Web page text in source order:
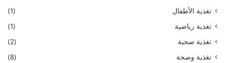
تغذية الأطفال
(1)
تغذية رياضية
(1)
تغذية صحية
(2)
تغذية وصحة
(8)